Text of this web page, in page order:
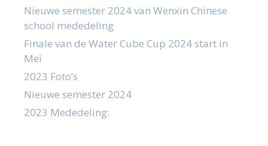
Nieuwe semester 2024 van Wenxin Chinese
school mededeling
Finale van de Water Cube Cup 2024 start in
Mei
2023 Foto’s
Nieuwe semester 2024
2023 Mededeling: